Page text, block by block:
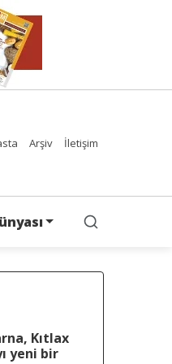
Arşiv İletişim
Kıtlax
yeni bir